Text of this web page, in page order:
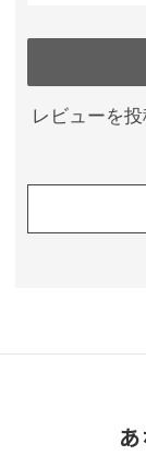
レビューを